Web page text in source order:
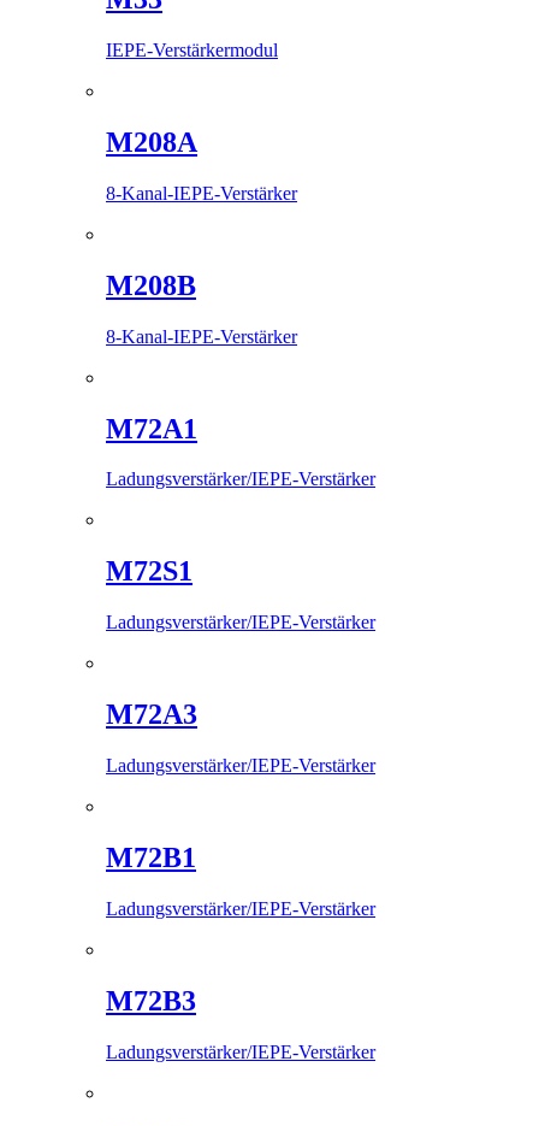
IEPE-Verstärkermodul
M208A
8-Kanal-IEPE-Verstärker
M208B
8-Kanal-IEPE-Verstärker
M72A1
Ladungsverstärker/IEPE-Verstärker
M72S1
Ladungsverstärker/IEPE-Verstärker
M72A3
Ladungsverstärker/IEPE-Verstärker
M72B1
Ladungsverstärker/IEPE-Verstärker
M72B3
Ladungsverstärker/IEPE-Verstärker